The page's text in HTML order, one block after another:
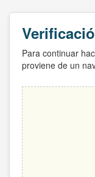
Para continuar
proviene de un